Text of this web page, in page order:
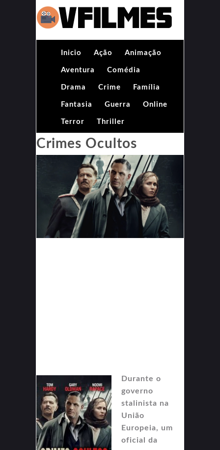
Inicio Ação Animação
Aventura Comédia
Drama Crime Família
Fantasia Guerra Online
Terror Thriller
Crimes Ocultos
Durante o
governo
stalinista na
União
Europeia, um
oficial da